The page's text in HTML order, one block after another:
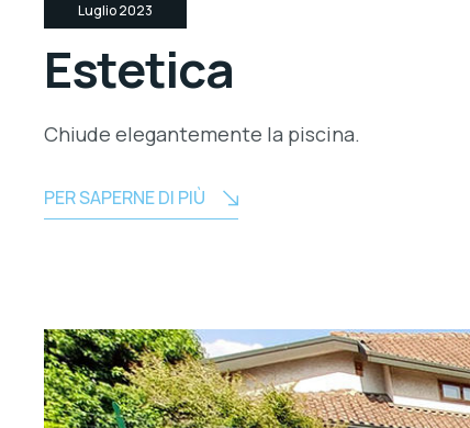
Luglio 2023
Estetica
Chiude elegantemente la piscina.
PER SAPERNE DI PIÙ